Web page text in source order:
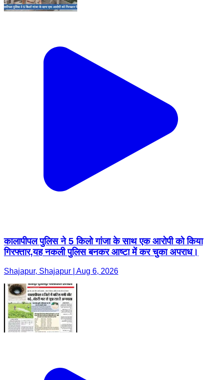
कालापीपल पुलिस ने 5 किलो गांजा के साथ एक आरोपी को किया
गिरफ्तार,यह नकली पुलिस बनकर आष्टा में कर चुका अपराध।
Shajapur, Shajapur | Aug 6, 2026